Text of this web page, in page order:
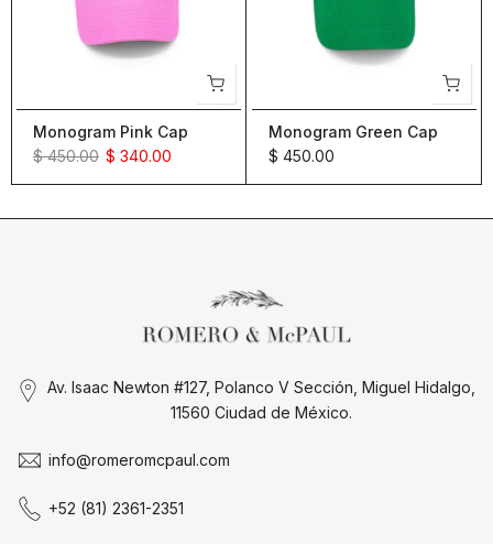
Monogram Pink Cap
$ 450.00 $ 340.00
Monogram Green Cap
$ 450.00
Av. Isaac Newton #127, Polanco V Sección, Miguel Hidalgo,
11560 Ciudad de México.
info@romeromcpaul.com
+52 (81) 2361-2351